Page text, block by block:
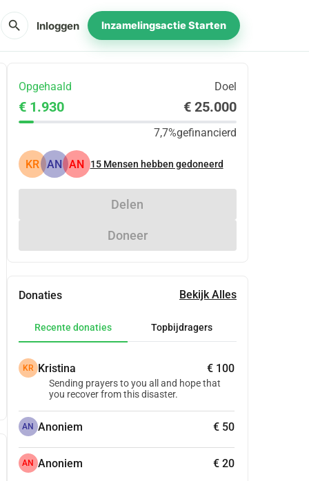
search Inloggen Inzamelingsactie Starten
Opgehaald Doel
€ 1.930 € 25.000
7,7%gefinancierd
KR AN AN 15 Mensen hebben gedoneerd
Delen
Doneer
Donaties Bekijk Alles
Recente donaties Topbijdragers
KR Kristina € 100
Sending prayers to you all and hope that
you recover from this disaster.
AN Anoniem € 50
AN Anoniem € 20